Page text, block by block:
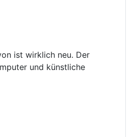
ist wirklich neu. Der
und künstliche